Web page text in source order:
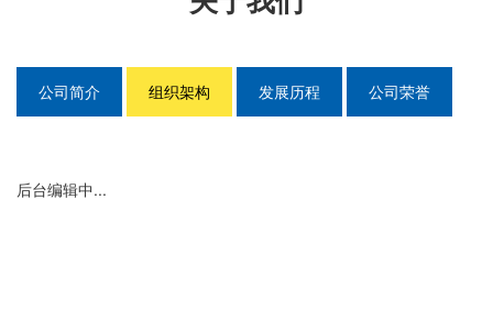
公司简介 组织架构 发展历程 公司荣誉
后台编辑中...